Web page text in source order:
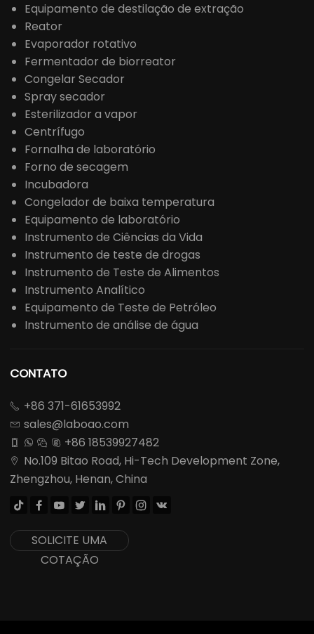
Equipamento de destilação de extração
Reator
Evaporador rotativo
Fermentador de biorreator
Congelar Secador
Spray secador
Esterilizador a vapor
Centrífugo
Fornalha de laboratório
Forno de secagem
Incubadora
Congelador de baixa temperatura
Equipamento de laboratório
Instrumento de Ciências da Vida
Instrumento de teste de drogas
Instrumento de Teste de Alimentos
Instrumento Analítico
Equipamento de Teste de Petróleo
Instrumento de análise de água
CONTATO
 +86 371-61653992
 sales@laboao.com
    +86 18539927482

No.109 Bitao Road, Hi-Tech Development Zone,
Zhengzhou, Henan, China
       
SOLICITE UMA
COTAÇÃO